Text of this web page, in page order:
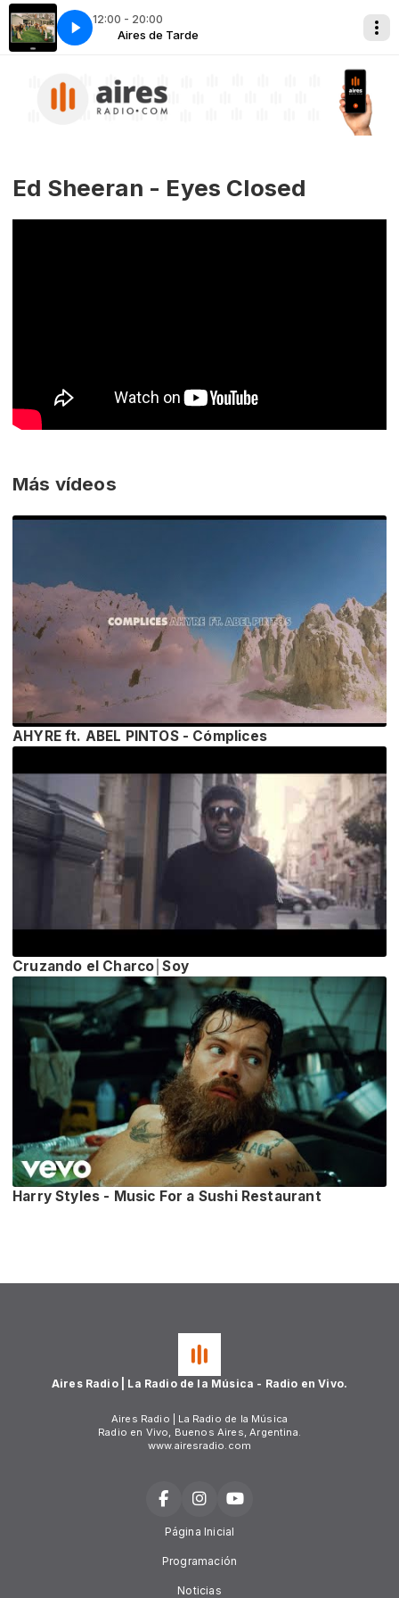
12:00 - 20:00
Aires de Tarde
Jack Harlow - Nail Tech
Ed Sheeran - Eyes Closed
Más vídeos
AHYRE ft. ABEL PINTOS - Cómplices
Cruzando el Charco│Soy
Harry Styles - Music For a Sushi Restaurant
Aires Radio | La Radio de la Música - Radio en Vivo.
Aires Radio | La Radio de la Música
Radio en Vivo, Buenos Aires, Argentina.
www.airesradio.com
Página Inicial
Programación
Noticias